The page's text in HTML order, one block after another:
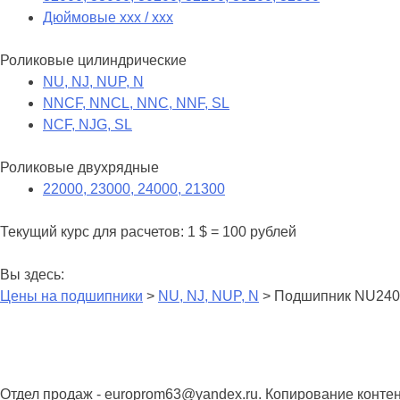
Дюймовые xxx / xxx
Роликовые цилиндрические
NU, NJ, NUP, N
NNCF, NNCL, NNC, NNF, SL
NCF, NJG, SL
Роликовые двухрядные
22000, 23000, 24000, 21300
Текущий курс для расчетов: 1 $ = 100 рублей
Вы здесь:
Цены на подшипники > NU, NJ, NUP, N > Подшипник NU240
Отдел продаж - europrom63@yandex.ru. Копирование